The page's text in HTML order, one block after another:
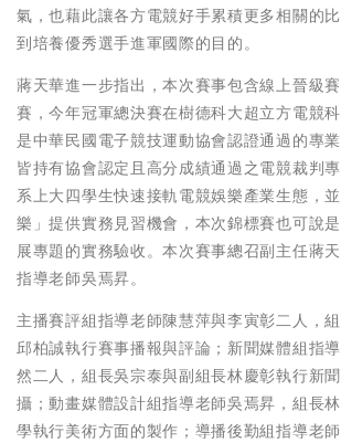
氣，也藉此讓各方電競好手累積更多相關的
到培養優秀選手進軍國際的目的。
蔣天華進一步指出，本次賽事包含線上晉級
賽，今年冠軍總決賽在樹德科大超立方電競
是中華民國電子競技運動協會認證通過的專
皆持有協會認定且高分成績通過之電競裁判
系上大四學生快速接軌電競娛樂產業生態，
樂」提供實務見習機會，本次錦標賽也可說
展專題的實務驗收。本次賽事總召副主任蔣
指導老師吳焉昇。
主播賽評組指導老師陳慧萍與李寅彰二人，
邱柏誠執行賽事播報與評論；新聞媒體組指
然二人，組長吳宗泰與副組長林慶彰執行新
攝；動畫媒體設計組指導老師吳焉昇，組長
學執行美術方面的製作；導播後勤組指導老